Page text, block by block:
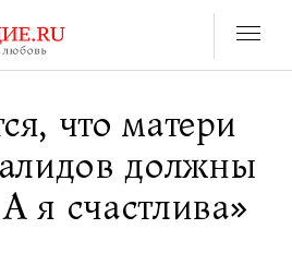
что матери
должны
А я счастлива»